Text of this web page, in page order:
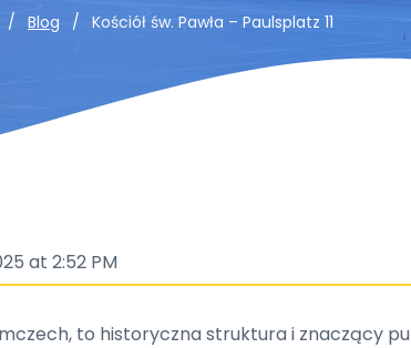
Blog Kościół św. Pawła – Paulsplatz 11
at 2:52 PM
to historyczna struktura i znaczący